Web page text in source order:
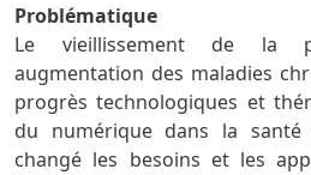
Problématique
Le vieillissement de la
augmentation des maladies
progrès technologiques et
du numérique dans la santé
changé les besoins et les